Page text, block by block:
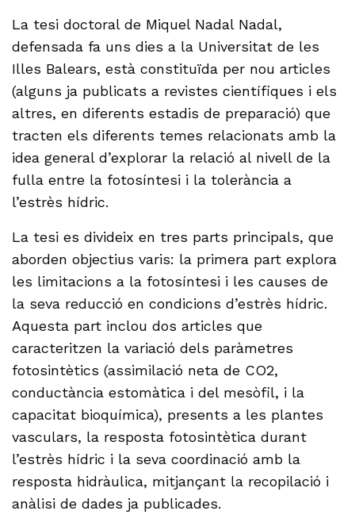
La tesi doctoral de Miquel Nadal Nadal,
defensada fa uns dies a la Universitat de les
Illes Balears, està constituïda per nou articles
(alguns ja publicats a revistes científiques i els
altres, en diferents estadis de preparació) que
tracten els diferents temes relacionats amb la
idea general d’explorar la relació al nivell de la
fulla entre la fotosíntesi i la tolerància a
l’estrès hídric.
La tesi es divideix en tres parts principals, que
aborden objectius varis: la primera part explora
les limitacions a la fotosíntesi i les causes de
la seva reducció en condicions d’estrès hídric.
Aquesta part inclou dos articles que
caracteritzen la variació dels paràmetres
fotosintètics (assimilació neta de CO2,
conductància estomàtica i del mesòfil, i la
capacitat bioquímica), presents a les plantes
vasculars, la resposta fotosintètica durant
l’estrès hídric i la seva coordinació amb la
resposta hidràulica, mitjançant la recopilació i
anàlisi de dades ja publicades.